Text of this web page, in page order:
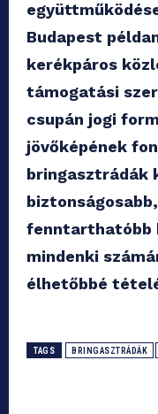
Budapest
kerékpáros
támogatási
csupán jogi
jövőképének
bringasztrádák
fenntarthatóbb
mindenki
élhetőbbé
TAGS BRINGASZTRÁDÁK